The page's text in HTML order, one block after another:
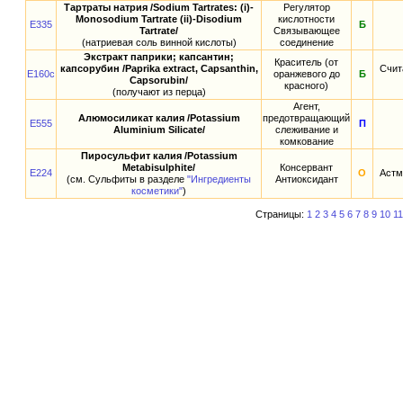
E335
Тартраты натрия /Sodium Tartrates: (i)-
Monosodium Tartrate (ii)-Disodium
Tartrate/
(натриевая соль винной кислоты)
Регулятор
кислотности
Связывающее
соединение
Б
E160c
Экстракт паприки; капсантин;
капсорубин /Paprika extract, Capsanthin,
Capsorubin/
(получают из перца)
Краситель (от
оранжевого до
красного)
Б
E555
Алюмосиликат калия /Potassium
Aluminium Silicate/
Агент,
предотвращающий
слеживание и
комкование
П
E224
Пиросульфит калия /Potassium
Metabisulphite/
(см. Сульфиты в разделе "Ингредиенты
косметики")
Консервант
Антиоксидант
О
Страницы: 1 2 3 4 5 6 7 8 9 10 11